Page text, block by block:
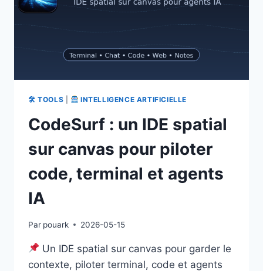
🛠 TOOLS INTELLIGENCE ARTIFICIELLE
CodeSurf : un IDE spatial
sur canvas pour piloter
code, terminal et agents
IA
Par pouark 2026-05-15
Un IDE spatial sur canvas pour garder le
contexte, piloter terminal, code et agents